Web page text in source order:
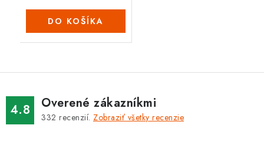
DO KOŠÍKA
4.8 Overené zákazníkmi
332 recenzií. Zobraziť všetky recenzie